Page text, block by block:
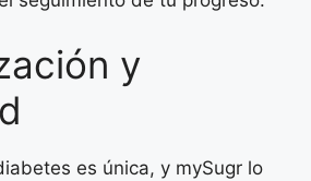
y
es única, y mySugr lo